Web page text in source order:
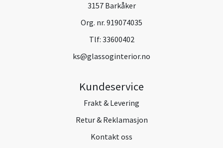
3157 Barkåker
Org. nr. 919074035
Tlf: 33600402
ks@glassoginterior.no
Kundeservice
Frakt & Levering
Retur & Reklamasjon
Kontakt oss